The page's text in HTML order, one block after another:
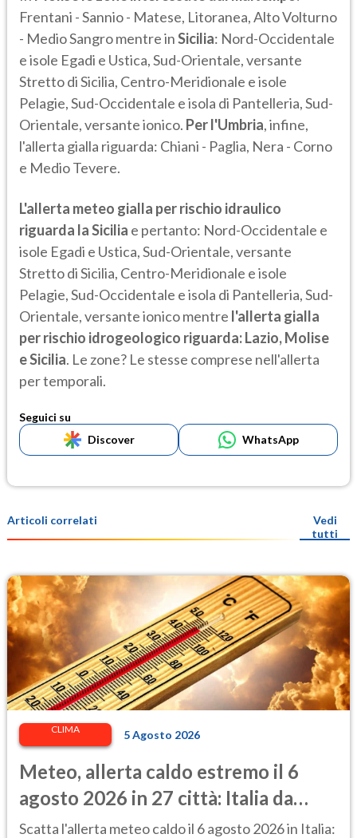
Frentani - Sannio - Matese, Litoranea, Alto Volturno
- Medio Sangro mentre inSicilia: Nord-Occidentale
e isole Egadi e Ustica, Sud-Orientale, versante
Stretto di Sicilia, Centro-Meridionale e isole
Pelagie, Sud-Occidentale e isola di Pantelleria, Sud-
Orientale, versante ionico. Per l'Umbria, infine,
l'allerta gialla riguarda: Chiani - Paglia, Nera - Corno
e Medio Tevere.
L'allerta meteo gialla per rischio idraulico
riguarda la Sicilia e pertanto: Nord-Occidentale e
isole Egadi e Ustica, Sud-Orientale, versante
Stretto di Sicilia, Centro-Meridionale e isole
Pelagie, Sud-Occidentale e isola di Pantelleria, Sud-
Orientale, versante ionico mentre l'allerta gialla
per rischio idrogeologico riguarda: Lazio, Molise
e Sicilia. Le zone? Le stesse comprese nell'allerta
per temporali.
Seguici su
Discover
WhatsApp
Articoli correlati
Vedi
tutti
CLIMA 5 Agosto 2026
Meteo, allerta caldo estremo il 6
agosto 2026 in 27 città: Italia da
bollino rosso
Scatta l'allerta meteo caldo il 6 agosto 2026 in Italia: